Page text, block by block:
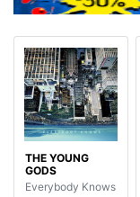
THE YOUNG
GODS
Everybody Knows